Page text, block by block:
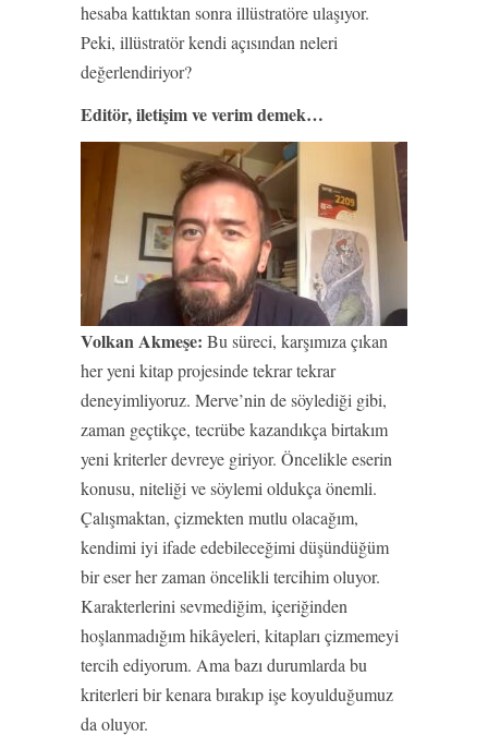
hesaba kattıktan sonra illüstratöre ulaşıyor.
Peki, illüstratör kendi açısından neleri
değerlendiriyor?
Editör, iletişim ve verim demek…
Volkan Akmeşe: Bu süreci, karşımıza çıkan
her yeni kitap projesinde tekrar tekrar
deneyimliyoruz. Merve’nin de söylediği gibi,
zaman geçtikçe, tecrübe kazandıkça birtakım
yeni kriterler devreye giriyor. Öncelikle eserin
konusu, niteliği ve söylemi oldukça önemli.
Çalışmaktan, çizmekten mutlu olacağım,
kendimi iyi ifade edebileceğimi düşündüğüm
bir eser her zaman öncelikli tercihim oluyor.
Karakterlerini sevmediğim, içeriğinden
hoşlanmadığım hikâyeleri, kitapları çizmemeyi
tercih ediyorum. Ama bazı durumlarda bu
kriterleri bir kenara bırakıp işe koyulduğumuz
da oluyor.